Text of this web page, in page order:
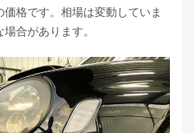
格です。相場は変動していま
合があります。